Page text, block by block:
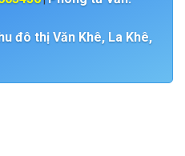
đô thị Văn Khê, La Khê,